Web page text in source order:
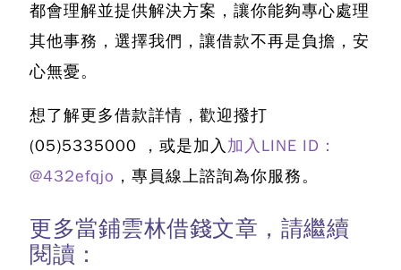
都會理解並提供解決方案，讓你能夠專心處理
其他事務，選擇我們，讓借款不再是負擔，安
心無憂。
想了解更多借款詳情，歡迎撥打
(05)5335000
，或是加入加入LINE ID：
@432efqjo ，專員線上諮詢為你服務。
更多當鋪雲林借錢文章，請繼續
閱讀：